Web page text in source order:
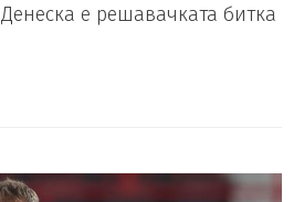
е решавачката битка